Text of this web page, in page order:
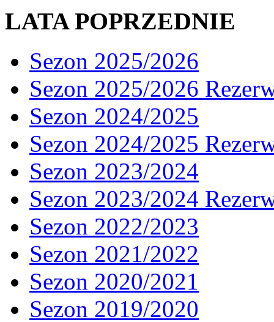
LATA POPRZEDNIE
Sezon 2025/2026
Sezon 2025/2026
Sezon 2024/2025
Sezon 2024/2025
Sezon 2023/2024
Sezon 2023/2024
Sezon 2022/2023
Sezon 2021/2022
Sezon 2020/2021
Sezon 2019/2020